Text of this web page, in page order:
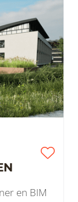
en BIM